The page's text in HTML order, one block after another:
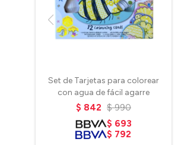
Set de Tarjetas para colorear
con agua de fácil agarre
$ 842 $ 990
$ 693
$ 792